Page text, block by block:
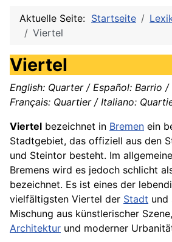
Aktuelle Seite: Startseite
Viertel
Viertel
English: Quarter / Español: Barrio
Français: Quartier / Italiano:
Viertel bezeichnet in Bremen ein
Stadtgebiet, das offiziell aus den
und Steintor besteht. Im
Bremens wird es jedoch schlicht
bezeichnet. Es ist eines der
vielfältigsten Viertel der Stadt und
Mischung aus künstlerischer
Architektur und moderner